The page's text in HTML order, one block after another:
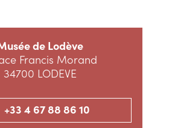
de Lodève
Francis Morand
34700 LODEVE
+33 4 67 88 86 10